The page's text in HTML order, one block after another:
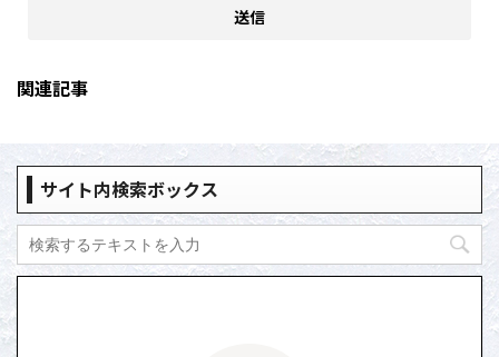
関連記事
サイト内検索ボックス